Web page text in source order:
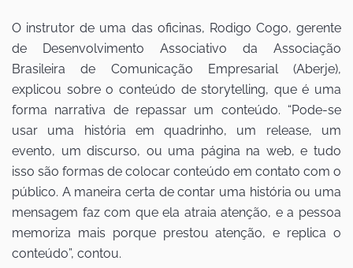
O instrutor de uma das oficinas, Rodigo Cogo, gerente
de Desenvolvimento Associativo da Associação
Brasileira de Comunicação Empresarial (Aberje),
explicou sobre o conteúdo de storytelling, que é uma
forma narrativa de repassar um conteúdo. “Pode-se
usar uma história em quadrinho, um release, um
evento, um discurso, ou uma página na web, e tudo
isso são formas de colocar conteúdo em contato com o
público. A maneira certa de contar uma história ou uma
mensagem faz com que ela atraia atenção, e a pessoa
memoriza mais porque prestou atenção, e replica o
conteúdo”, contou.